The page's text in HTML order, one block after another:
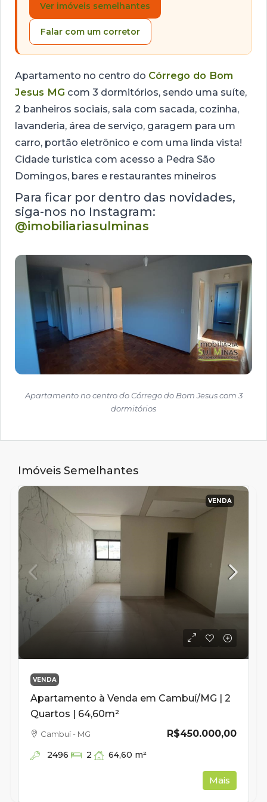
Ver imóveis semelhantes
Falar com um corretor
Apartamento no centro do Córrego do Bom
Jesus MG com 3 dormitórios, sendo uma suíte,
2 banheiros sociais, sala com sacada, cozinha,
lavanderia, área de serviço, garagem para um
carro, portão eletrônico e com uma linda vista!
Cidade turistica com acesso a Pedra São
Domingos, bares e restaurantes mineiros
Para ficar por dentro das novidades,
siga-nos no Instagram:
@imobiliariasulminas
Apartamento no centro do Córrego do Bom Jesus com 3
dormitórios
Imóveis Semelhantes
VENDA
VENDA
Apartamento à Venda em Cambuí/MG | 2
Quartos | 64,60m²
R$450.000,00
Cambuí - MG
2496 2 64,60 m²
Mais